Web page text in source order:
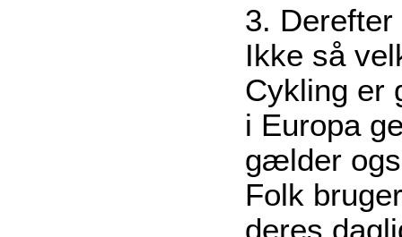
3.
Ikke så
Cykling er
i Europa
gælder
Folk
deres